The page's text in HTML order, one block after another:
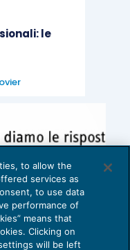
le
to allow the
services as
to use data
performance of
means that
Clicking on
will be left